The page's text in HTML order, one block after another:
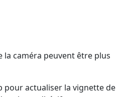
caméra peuvent être plus
pour actualiser la vignette de